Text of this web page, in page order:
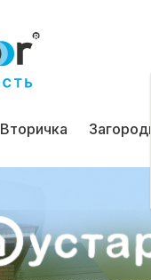
Вторичка